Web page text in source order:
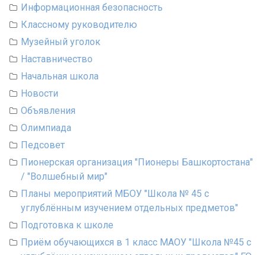
Информационная безопасность
Классному руководителю
Музейный уголок
Наставничество
Начальная школа
Новости
Объявления
Олимпиада
Педсовет
Пионерская организация "Пионеры Башкортостана"
/ "Волшебный мир"
Планы мероприятий МБОУ "Школа № 45 с
углублённым изучением отдельных предметов"
Подготовка к школе
Приём обучающихся в 1 класс МАОУ "Школа №45 с